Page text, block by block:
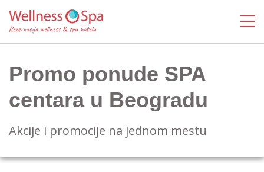
Promo ponude SPA
centara u Beogradu
Akcije i promocije na jednom mestu